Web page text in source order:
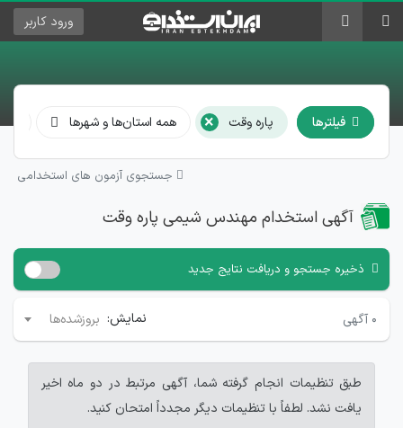
ورود کاربر
فیلترها پاره وقت × همه استان‌ها و شهرها
جستجوی آزمون های استخدامی
آگهی استخدام مهندس شیمی پاره وقت
ذخیره جستجو و دریافت نتایج جدید
۰ آگهی نمایش: بروزشده‌ها
طبق تنظیمات انجام گرفته شما، آگهی مرتبط در دو ماه اخیر
یافت نشد. لطفاً با تنظیمات دیگر مجدداً امتحان کنید.